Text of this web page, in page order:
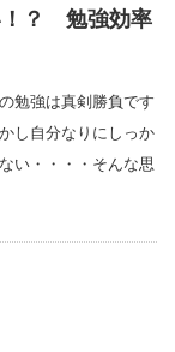
！？ 勉強効率
勉強は真剣勝負です
し自分なりにしっか
い・・・・そんな思